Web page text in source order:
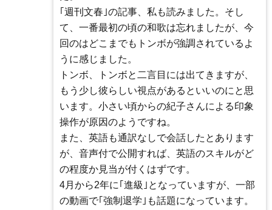
｢週刊文春｣の記事、私も読みました。そし
て、一番最初の頃の和歌は忘れましたが、今
回のはどこまでもトンボが強調されているよ
うに感じました。
トンボ、トンボと二言目には出てきますが、
もう少し彼らしい視点があるといいのにと思
います。小さい頃からの紀子さんによる印象
操作が原因のようですね。
また、英語も通訳なしで会話したとあります
が、音声付で公開すれば、英語のスキルがど
の程度か見当が付くはずです。
4月から2年に｢進級｣となっていますが、一部
の動画で｢強制退学｣も話題になっています。